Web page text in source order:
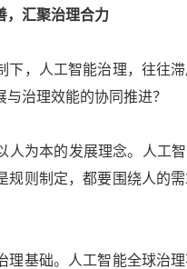
汇聚治理合力
人工智能治理，往往滞
治理效能的协同推进？
本的发展理念。人工智
规则制定，都要围绕人的
础。人工智能全球治理